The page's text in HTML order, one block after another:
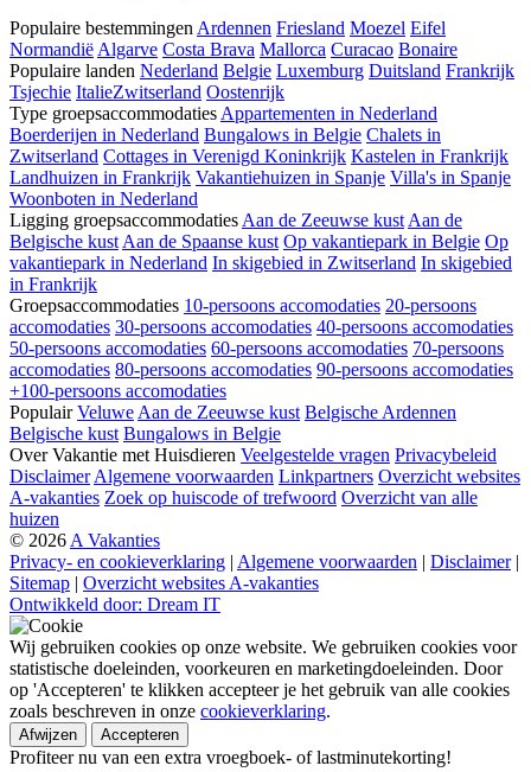
Populaire bestemmingen Ardennen Friesland Moezel Eifel
Normandië Algarve Costa Brava Mallorca Curacao Bonaire
Populaire landen Nederland Belgie Luxemburg Duitsland Frankrijk
Tsjechie ItalieZwitserland Oostenrijk
Type groepsaccommodaties Appartementen in Nederland
Boerderijen in Nederland Bungalows in Belgie Chalets in
Zwitserland Cottages in Verenigd Koninkrijk Kastelen in Frankrijk
Landhuizen in Frankrijk Vakantiehuizen in Spanje Villa's in Spanje
Woonboten in Nederland
Ligging groepsaccommodaties Aan de Zeeuwse kust Aan de
Belgische kust Aan de Spaanse kust Op vakantiepark in Belgie Op
vakantiepark in Nederland In skigebied in Zwitserland In skigebied
in Frankrijk
Groepsaccommodaties 10-persoons accomodaties 20-persoons
accomodaties 30-persoons accomodaties 40-persoons accomodaties
50-persoons accomodaties 60-persoons accomodaties 70-persoons
accomodaties 80-persoons accomodaties 90-persoons accomodaties
+100-persoons accomodaties
Populair Veluwe Aan de Zeeuwse kust Belgische Ardennen
Belgische kust Bungalows in Belgie
Over Vakantie met Huisdieren Veelgestelde vragen Privacybeleid
Disclaimer Algemene voorwaarden Linkpartners Overzicht websites
A-vakanties Zoek op huiscode of trefwoord Overzicht van alle
huizen
© 2026 A Vakanties
Privacy- en cookieverklaring | Algemene voorwaarden | Disclaimer |
Sitemap | Overzicht websites A-vakanties
Ontwikkeld door: Dream IT
Wij gebruiken cookies op onze website. We gebruiken cookies voor
statistische doeleinden, voorkeuren en marketingdoeleinden. Door
op 'Accepteren' te klikken accepteer je het gebruik van alle cookies
zoals beschreven in onze cookieverklaring.
Afwijzen Accepteren
Profiteer nu van een extra vroegboek- of lastminutekorting!